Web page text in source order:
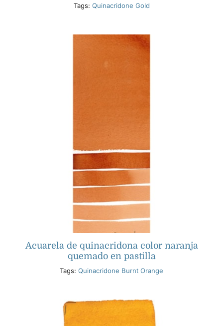
Tags: Quinacridone Gold
Acuarela de quinacridona color naranja
quemado en pastilla
Tags: Quinacridone Burnt Orange